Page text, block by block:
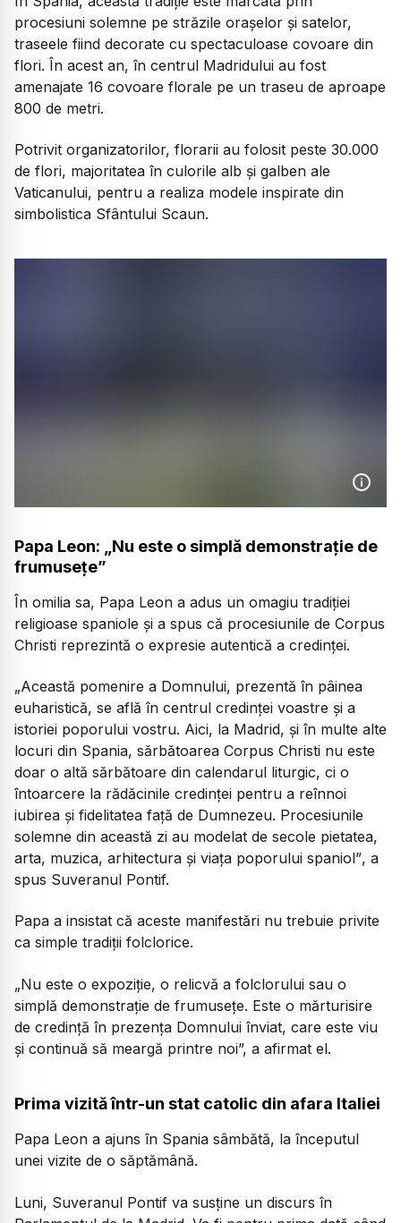
procesiuni solemne pe străzile orașelor și satelor,
traseele fiind decorate cu spectaculoase covoare din
flori. În acest an, în centrul Madridului au fost
amenajate 16 covoare florale pe un traseu de aproape
800 de metri.
Potrivit organizatorilor, florarii au folosit peste 30.000
de flori, majoritatea în culorile alb și galben ale
Vaticanului, pentru a realiza modele inspirate din
simbolistica Sfântului Scaun.
Papa Leon: „Nu este o simplă demonstrație de
frumusețe”
În omilia sa, Papa Leon a adus un omagiu tradiției
religioase spaniole și a spus că procesiunile de Corpus
Christi reprezintă o expresie autentică a credinței.
„Această pomenire a Domnului, prezentă în pâinea
euharistică, se află în centrul credinței voastre și a
istoriei poporului vostru. Aici, la Madrid, și în multe alte
locuri din Spania, sărbătoarea Corpus Christi nu este
doar o altă sărbătoare din calendarul liturgic, ci o
întoarcere la rădăcinile credinței pentru a reînnoi
iubirea și fidelitatea față de Dumnezeu. Procesiunile
solemne din această zi au modelat de secole pietatea,
arta, muzica, arhitectura și viața poporului spaniol”, a
spus Suveranul Pontif.
Papa a insistat că aceste manifestări nu trebuie privite
ca simple tradiții folclorice.
„Nu este o expoziție, o relicvă a folclorului sau o
simplă demonstrație de frumusețe. Este o mărturisire
de credință în prezența Domnului înviat, care este viu
și continuă să meargă printre noi”, a afirmat el.
Prima vizită într-un stat catolic din afara Italiei
Papa Leon a ajuns în Spania sâmbătă, la începutul
unei vizite de o săptămână.
Luni, Suveranul Pontif va susține un discurs în